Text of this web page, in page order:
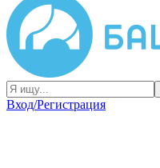
Вход/Регистрация